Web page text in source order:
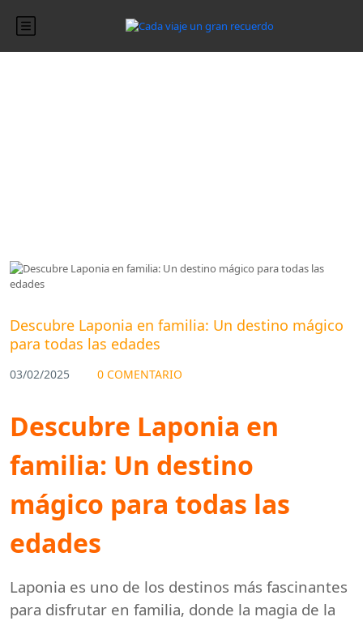
Descubre Laponia en familia: Un destino mágico
para todas las edades
03/02/2025 0 COMENTARIO
Descubre Laponia en
familia: Un destino
mágico para todas las
edades
Laponia es uno de los destinos más fascinantes
para disfrutar en familia, donde la magia de la